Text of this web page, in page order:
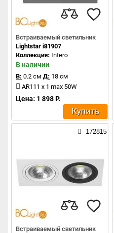
Встраиваемый светильник
Lightstar i81907
Коллекция: Intero
В наличии
В: 0.2 см Д: 18 см
AR111 x 1 max 50W
Цена: 1 898 Р.
Купить
172815
Встраиваемый светильник